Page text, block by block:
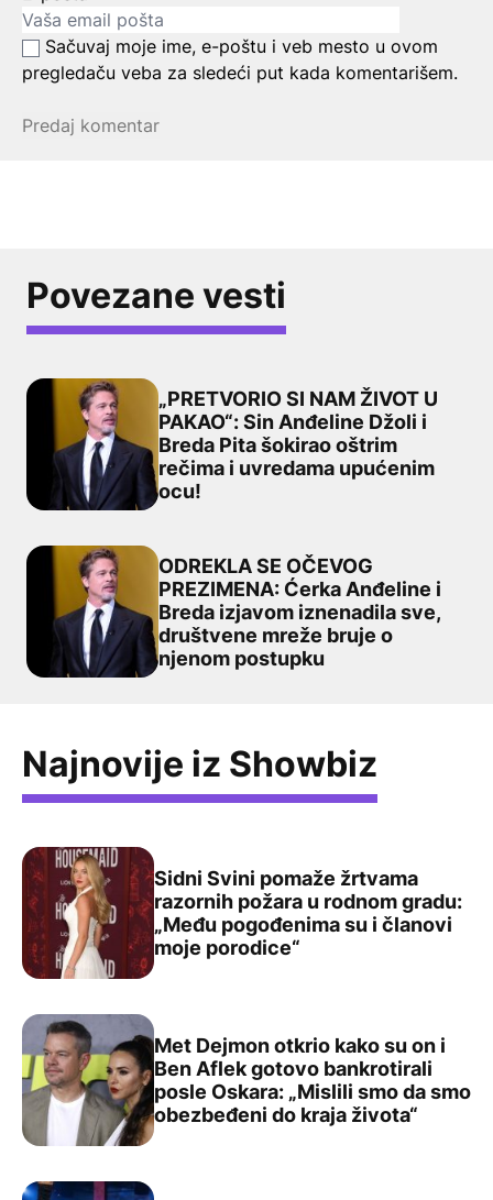
Sačuvaj moje ime, e-poštu i veb mesto u ovom
pregledaču veba za sledeći put kada komentarišem.
Povezane vesti
„PRETVORIO SI NAM ŽIVOT U PAKAO“: Sin
„PRETVORIO SI NAM ŽIVOT U
PAKAO“: Sin Anđeline Džoli i
Breda Pita šokirao oštrim
rečima i uvredama upućenim
ocu!
ODREKLA SE OČEVOG PREZIMENA: Ćerka
ODREKLA SE OČEVOG
PREZIMENA: Ćerka Anđeline i
Breda izjavom iznenadila sve,
društvene mreže bruje o
njenom postupku
Najnovije iz Showbiz
Sidni Svini pomaže žrtvama razornih požara u rodnom
Sidni Svini pomaže žrtvama
razornih požara u rodnom gradu:
„Među pogođenima su i članovi
moje porodice“
Met Dejmon otkrio kako su on i Ben Aflek gotovo
Met Dejmon otkrio kako su on i
Ben Aflek gotovo bankrotirali
posle Oskara: „Mislili smo da smo
obezbeđeni do kraja života“